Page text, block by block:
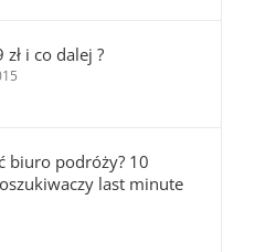
i co dalej ?
biuro podróży? 10
last minute